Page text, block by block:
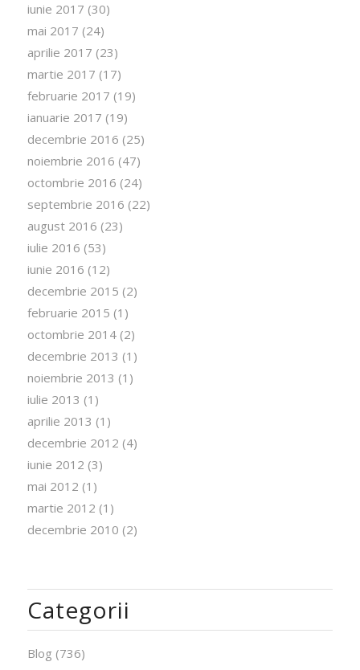
iunie 2017 (30)
mai 2017 (24)
aprilie 2017 (23)
martie 2017 (17)
februarie 2017 (19)
ianuarie 2017 (19)
decembrie 2016 (25)
noiembrie 2016 (47)
octombrie 2016 (24)
septembrie 2016 (22)
august 2016 (23)
iulie 2016 (53)
iunie 2016 (12)
decembrie 2015 (2)
februarie 2015 (1)
octombrie 2014(2)
decembrie 2013 (1)
noiembrie 2013 (1)
iulie 2013 (1)
aprilie 2013 (1)
decembrie 2012 (4)
iunie 2012 (3)
mai 2012 (1)
martie 2012 (1)
decembrie 2010 (2)
Categorii
Blog (736)